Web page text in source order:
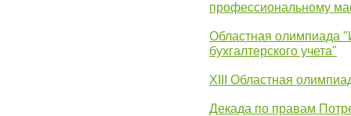
профессиональному
Областная олимпиада
бухгалтерского учета"
XIII Областная
Декада по правам